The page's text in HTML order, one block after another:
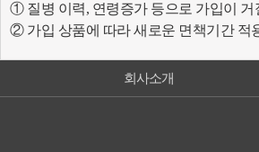
① 질병 이력, 연령증가 등으로 가입이
② 가입 상품에 따라 새로운 면책기간 적
회사소개